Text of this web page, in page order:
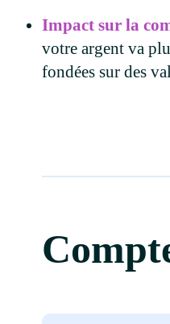
Impact sur la
votre argent va
fondées sur des